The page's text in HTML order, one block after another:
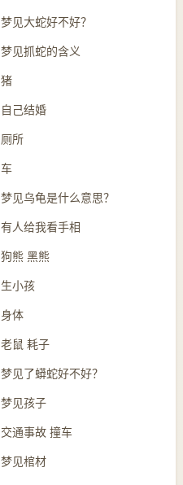
梦见大蛇好不好？
梦见抓蛇的含义
猪
自己结婚
厕所
车
梦见乌龟是什么意思？
有人给我看手相
狗熊 黑熊
生小孩
身体
老鼠 耗子
梦见了蟒蛇好不好？
梦见孩子
交通事故 撞车
梦见棺材